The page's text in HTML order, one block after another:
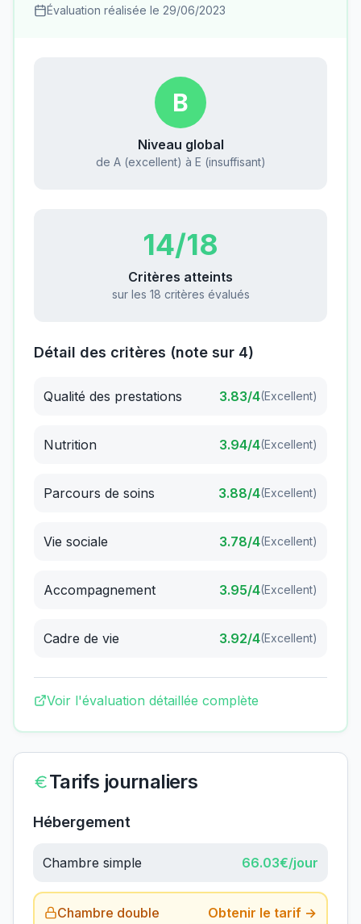
Évaluation réalisée le 29/06/2023
B
Niveau global
de A (excellent) à E (insuffisant)
14/18
Critères atteints
sur les 18 critères évalués
Détail des critères (note sur 4)
Qualité des prestations 3.83/4(Excellent)
Nutrition 3.94/4(Excellent)
Parcours de soins 3.88/4(Excellent)
Vie sociale 3.78/4(Excellent)
Accompagnement 3.95/4(Excellent)
Cadre de vie 3.92/4(Excellent)
Voir l'évaluation détaillée complète
Tarifs journaliers
Hébergement
Chambre simple 66.03€/jour
Chambre double Obtenir le tarif →